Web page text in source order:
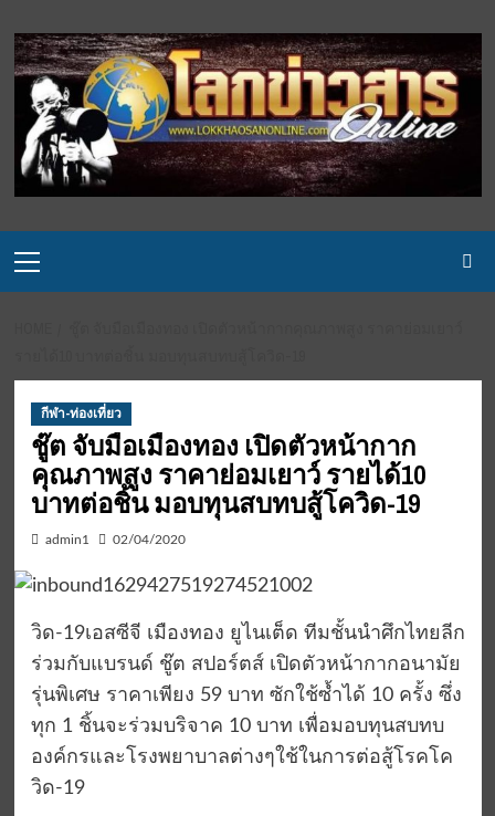
to
content
Menu
กีฬา-ท่องเที่ยว
ชู๊ต จับมือเมืองทอง เปิดตัวหน้ากาก
คุณภาพสูง ราคาย่อมเยาว์ รายได้10
บาทต่อชิ้น มอบทุนสบทบสู้โควิด-19
admin1 02/04/2020
วิด-19เอสซีจี เมืองทอง ยูไนเต็ด ทีมชั้นนำศึกไทยลีก
ร่วมกับแบรนด์ ชู๊ต สปอร์ตส์ เปิดตัวหน้ากากอนามัย
รุ่นพิเศษ ราคาเพียง 59 บาท ซักใช้ซ้ำได้ 10 ครั้ง ซึ่ง
ทุก 1 ชิ้นจะร่วมบริจาค 10 บาท เพื่อมอบทุนสบทบ
องค์กรและโรงพยาบาลต่างๆใช้ในการต่อสู้โรคโค
วิด-19